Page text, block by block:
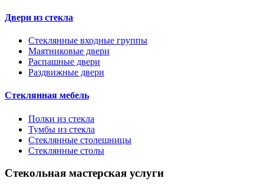
Двери из стекла
Стеклянные входные группы
Маятниковые двери
Распашные двери
Раздвижные двери
Стеклянная мебель
Полки из стекла
Тумбы из стекла
Стеклянные столешницы
Стеклянные столы
Стекольная мастерская услуги